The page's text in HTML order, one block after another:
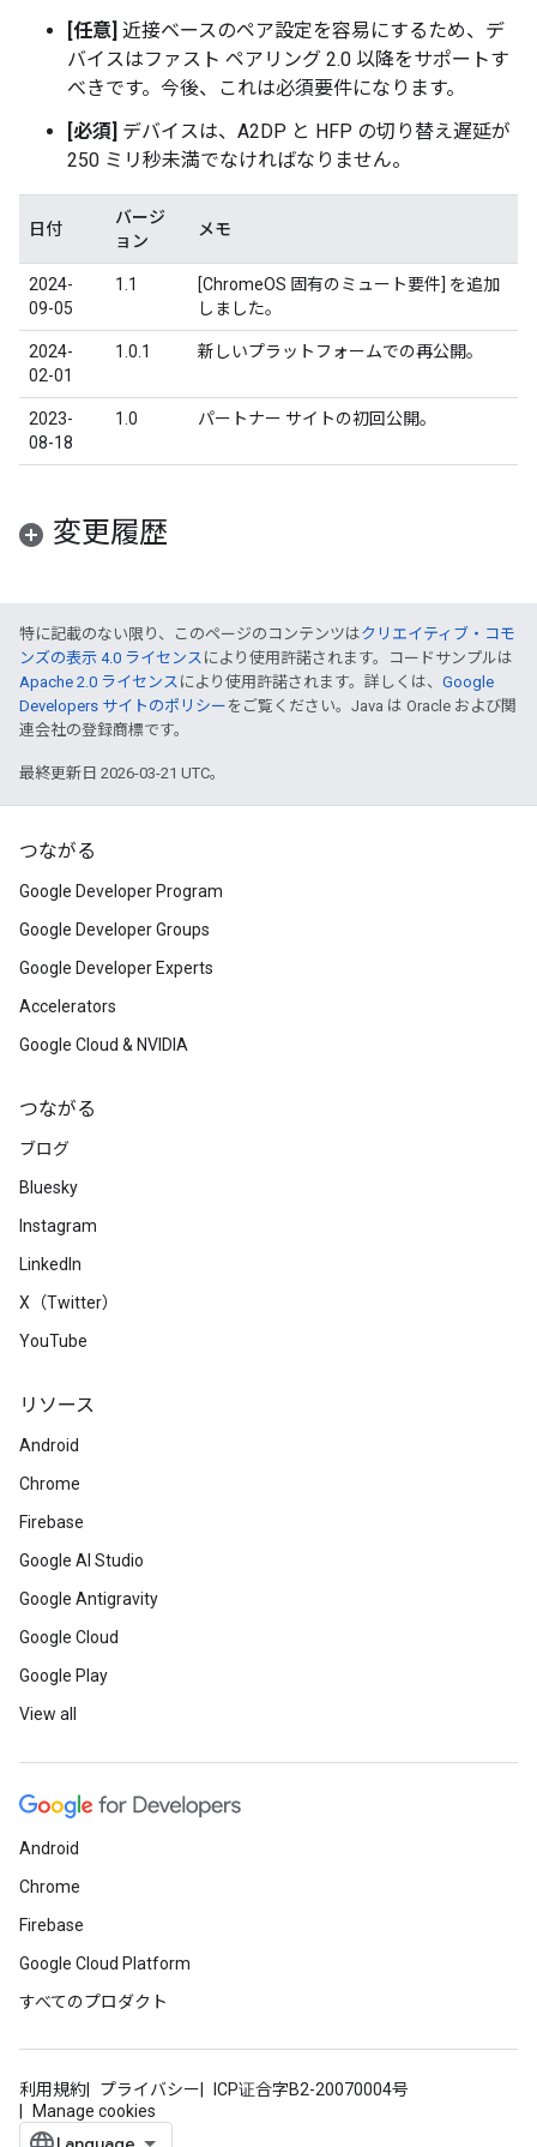
[任意] 近接ベースのペア設定を容易にするため、デ
バイスはファスト ペアリング 2.0 以降をサポートす
べきです。今後、これは必須要件になります。
[必須] デバイスは、A2DP と HFP の切り替え遅延が
250 ミリ秒未満でなければなりません。
日付
バージ
ョン
メモ
2024-
09-05
1.1
[ChromeOS 固有のミュート要件] を追加
しました。
2024-
02-01
1.0.1 新しいプラットフォームでの再公開。
2023-
08-18
1.0 パートナー サイトの初回公開。
変更履歴
特に記載のない限り、このページのコンテンツはクリエイティブ・コモ
ンズの表示 4.0 ライセンス により使用許諾されます。コードサンプルは
Apache 2.0 ライセンス により使用許諾されます。詳しくは、 Google
Developers サイトのポリシー をご覧ください。Java は Oracle および関
連会社の登録商標です。
最終更新日 2026-03-21 UTC。
つながる
Google Developer Program
Google Developer Groups
Google Developer Experts
Accelerators
Google Cloud & NVIDIA
つながる
ブログ
Bluesky
Instagram
LinkedIn
X（Twitter）
YouTube
リソース
Android
Chrome
Firebase
Google AI Studio
Google Antigravity
Google Cloud
Google Play
View all
Android
Chrome
Firebase
Google Cloud Platform
すべてのプロダクト
利用規約 プライバシー
ICP证合字B2-20070004号
Manage cookies